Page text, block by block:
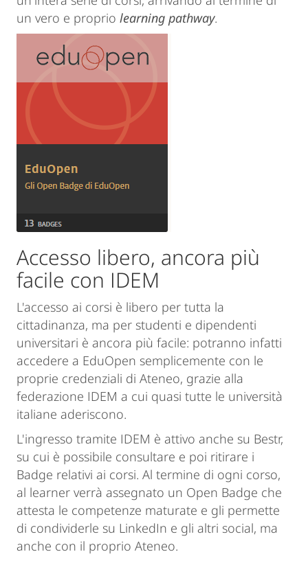
un vero e proprio learning pathway.
Accesso libero, ancora più
facile con IDEM
L'accesso ai corsi è libero per tutta la
cittadinanza, ma per studenti e dipendenti
universitari è ancora più facile: potranno infatti
accedere a EduOpen semplicemente con le
proprie credenziali di Ateneo, grazie alla
federazione IDEM a cui quasi tutte le università
italiane aderiscono.
L'ingresso tramite IDEM è attivo anche su Bestr,
su cui è possibile consultare e poi ritirare i
Badge relativi ai corsi. Al termine di ogni corso,
al learner verrà assegnato un Open Badge che
attesta le competenze maturate e gli permette
di condividerle su LinkedIn e gli altri social, ma
anche con il proprio Ateneo.